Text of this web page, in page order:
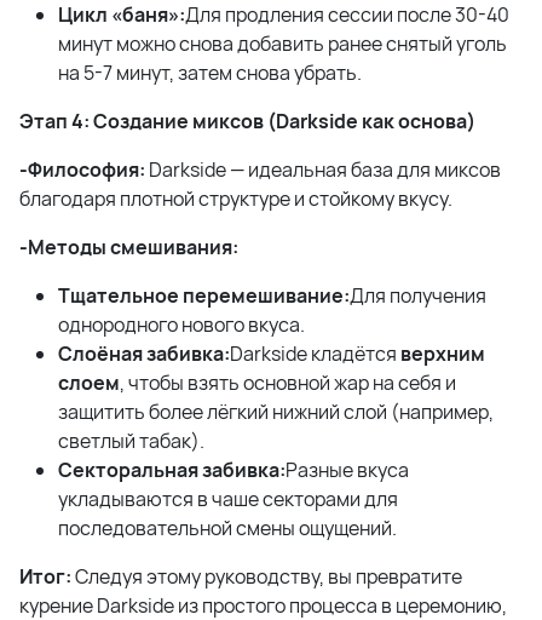
Цикл «баня»:Для продления сессии после 30-40
минут можно снова добавить ранее снятый уголь
на 5-7 минут, затем снова убрать.
Этап 4: Создание миксов (Darkside как основа)
-Философия: Darkside — идеальная база для миксов
благодаря плотной структуре и стойкому вкусу.
-Методы смешивания:
Тщательное перемешивание:Для получения
однородного нового вкуса.
Слоёная забивка:Darkside кладётся верхним
слоем, чтобы взять основной жар на себя и
защитить более лёгкий нижний слой (например,
светлый табак).
Секторальная забивка:Разные вкуса
укладываются в чаше секторами для
последовательной смены ощущений.
Итог:Следуя этому руководству, вы превратите
курение Darkside из простого процесса в церемонию,